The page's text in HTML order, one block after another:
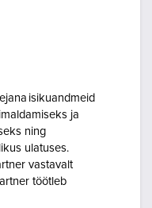
isikuandmeid
ja
ning
ulatuses.
vastavalt
töötleb